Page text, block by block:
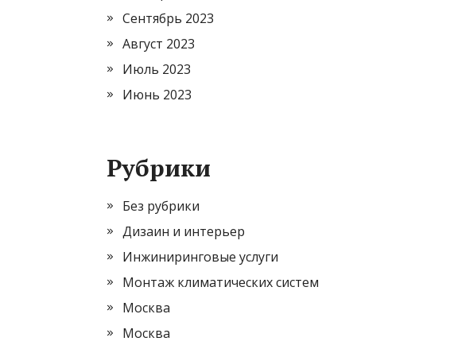
Сентябрь 2023
Август 2023
Июль 2023
Июнь 2023
Рубрики
Без рубрики
Дизаин и интерьер
Инжиниринговые услуги
Монтаж климатических систем
Москва
Москва